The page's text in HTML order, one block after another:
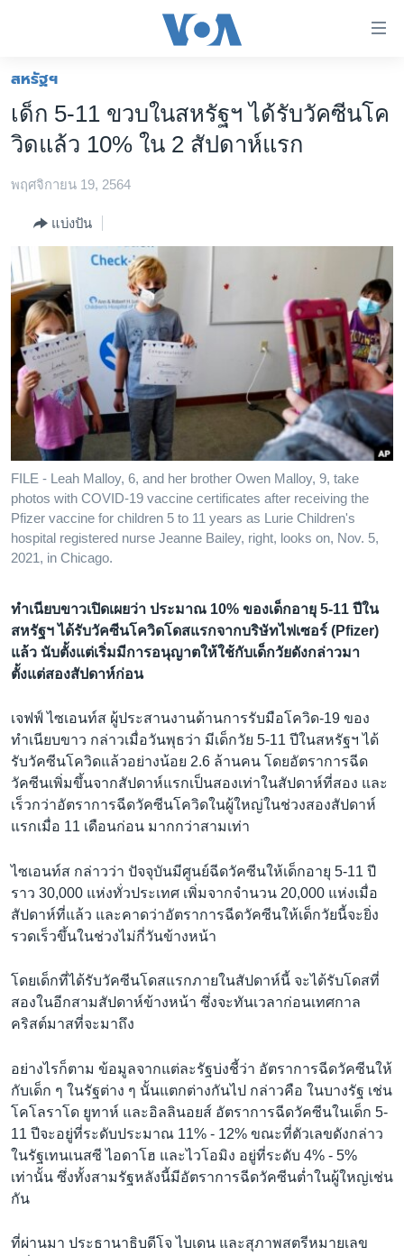
ต่อ
ข้าม
ไป
เนื้อหา
ข้าม
หลัก
ข้าม
ไป
การ
ค้นหา
หน้าหลัก
โลก
เอเชีย
สหรัฐฯ
ไทย
ธุรกิจ
วิทยาศาสตร์
สังคมและสุขภาพ
ไลฟ์สไตล์
ตรวจสอบข่าว
เรียนรู้ภาษาอังกฤษ
พอดคาสต์
ติดตามเรา
สหรัฐฯ
เด็ก 5-11 ขวบในสหรัฐฯ ได้รับวัคซีนโค
วิดแล้ว 10% ใน 2 สัปดาห์แรก
พฤศจิกายน 19, 2564
แบ่งปัน
FILE - Leah Malloy, 6, and her brother Owen Malloy, 9, take
photos with COVID-19 vaccine certificates after receiving the
Pfizer vaccine for children 5 to 11 years as Lurie Children's
hospital registered nurse Jeanne Bailey, right, looks on, Nov. 5,
2021, in Chicago.
ทำเนียบขาวเปิดเผยว่า ประมาณ 10% ของเด็กอายุ 5-11 ปีใน
สหรัฐฯ ได้รับวัคซีนโควิดโดสแรกจากบริษัทไฟเซอร์ (Pfizer)
แล้ว นับตั้งแต่เริ่มมีการอนุญาตให้ใช้กับเด็กวัยดังกล่าวมา
ตั้งแต่สองสัปดาห์ก่อน
เจฟฟ์ ไซเอนท์ส ผู้ประสานงานด้านการรับมือโควิด-19 ของ
ทำเนียบขาว กล่าวเมื่อวันพุธว่า มีเด็กวัย 5-11 ปีในสหรัฐฯ ได้
รับวัคซีนโควิดแล้วอย่างน้อย 2.6 ล้านคน โดยอัตราการฉีด
วัคซีนเพิ่มขึ้นจากสัปดาห์แรกเป็นสองเท่าในสัปดาห์ที่สอง และ
เร็วกว่าอัตราการฉีดวัคซีนโควิดในผู้ใหญ่ในช่วงสองสัปดาห์
แรกเมื่อ 11 เดือนก่อน มากกว่าสามเท่า
ไซเอนท์ส กล่าวว่า ปัจจุบันมีศูนย์ฉีดวัคซีนให้เด็กอายุ 5-11 ปี
ราว 30,000 แห่งทั่วประเทศ เพิ่มจากจำนวน 20,000 แห่งเมื่อ
สัปดาห์ที่แล้ว และคาดว่าอัตราการฉีดวัคซีนให้เด็กวัยนี้จะยิ่ง
รวดเร็วขึ้นในช่วงไม่กี่วันข้างหน้า
โดยเด็กที่ได้รับวัคซีนโดสแรกภายในสัปดาห์นี้ จะได้รับโดสที่
สองในอีกสามสัปดาห์ข้างหน้า ซึ่งจะทันเวลาก่อนเทศกาล
คริสต์มาสที่จะมาถึง
อย่างไรก็ตาม ข้อมูลจากแต่ละรัฐบ่งชี้ว่า อัตราการฉีดวัคซีนให้
กับเด็ก ๆ ในรัฐต่าง ๆ นั้นแตกต่างกันไป กล่าวคือ ในบางรัฐ เช่น
โคโลราโด ยูทาห์ และอิลลินอยส์ อัตราการฉีดวัคซีนในเด็ก 5-
11 ปีจะอยู่ที่ระดับประมาณ 11% - 12% ขณะที่ตัวเลขดังกล่าว
ในรัฐเทนเนสซี ไอดาโฮ และไวโอมิง อยู่ที่ระดับ 4% - 5%
เท่านั้น ซึ่งทั้งสามรัฐหลังนี้มีอัตราการฉีดวัคซีนต่ำในผู้ใหญ่เช่น
กัน
ที่ผ่านมา ประธานาธิบดีโจ ไบเดน และสุภาพสตรีหมายเลข